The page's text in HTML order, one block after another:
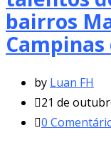
bairros
by Luan FH
21 de
0